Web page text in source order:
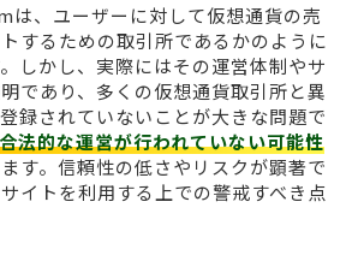
、ユーザーに対して仮想通貨の売
するための取引所であるかのように
しかし、実際にはその運営体制やサ
であり、多くの仮想通貨取引所と異
録されていないことが大きな問題で
合法的な運営が行われていない可能性
す。信頼性の低さやリスクが顕著で
イトを利用する上での警戒すべき点